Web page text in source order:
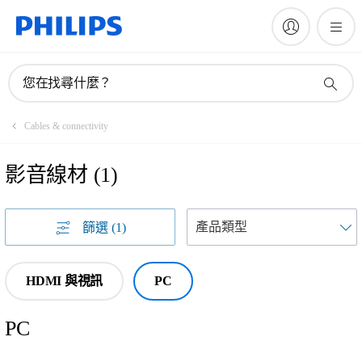
您在找尋什麼？
Cables & connectivity
影音線材 (1)
篩選 (1)
HDMI 與視訊 PC
PC